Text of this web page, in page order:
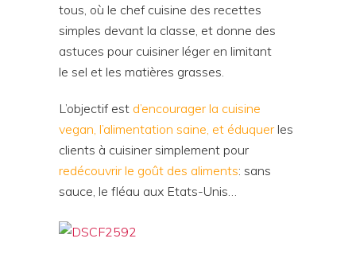
tous, où le chef cuisine des recettes
simples devant la classe, et donne des
astuces pour cuisiner léger en limitant
le sel et les matières grasses.
L’objectif est d’encourager la cuisine
vegan, l’alimentation saine, et éduquer les
clients à cuisiner simplement pour
redécouvrir le goût des aliments: sans
sauce, le fléau aux Etats-Unis…